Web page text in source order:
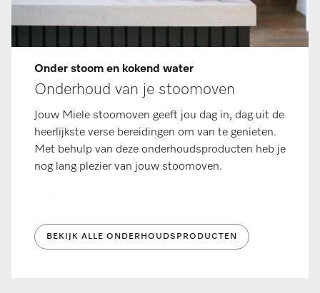
Onder stoom en kokend water
Onderhoud van je stoomoven
Jouw Miele stoomoven geeft jou dag in, dag uit de
heerlijkste verse bereidingen om van te genieten.
Met behulp van deze onderhoudsproducten heb je
nog lang plezier van jouw stoomoven.
BEKIJK ALLE ONDERHOUDSPRODUCTEN